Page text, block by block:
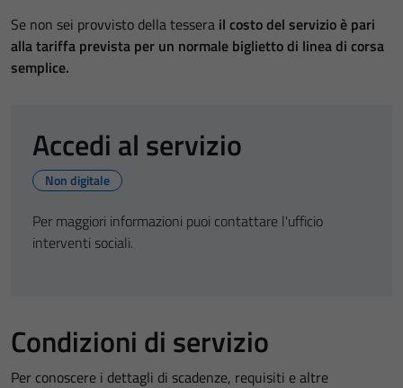
Se non sei provvisto della tessera il costo del servizio è pari
alla tariffa prevista per un normale biglietto di linea di corsa
semplice.
Accedi al servizio
Non digitale
Per maggiori informazioni puoi contattare l'ufficio
interventi sociali.
Condizioni di servizio
Per conoscere i dettagli di scadenze, requisiti e altre